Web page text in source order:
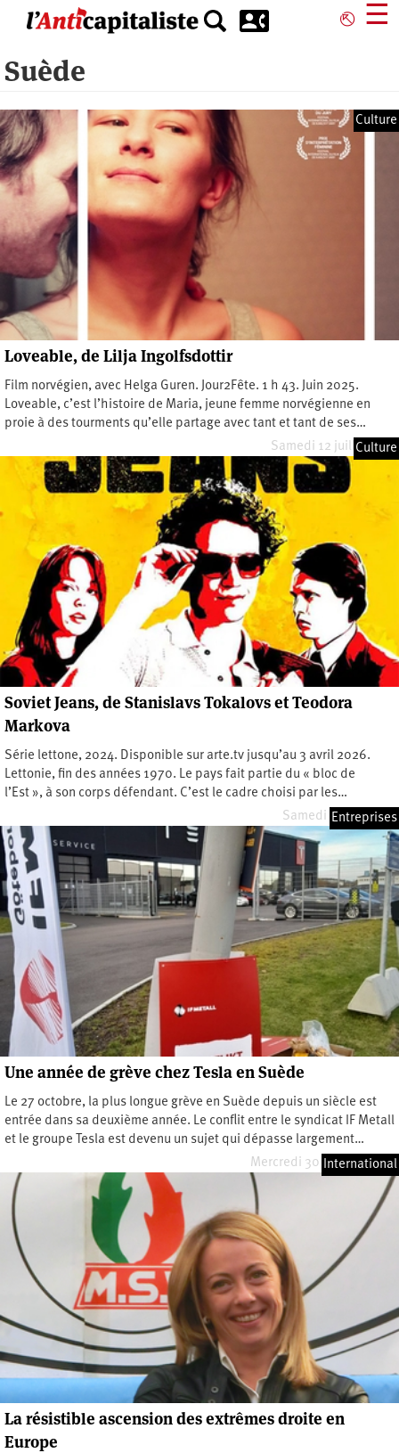
principal
⎋ ☰
Suède
Culture
Loveable, de Lilja Ingolfsdottir
Film norvégien, avec Helga Guren. Jour2Fête. 1 h 43. Juin 2025.
Loveable, c’est l’histoire de Maria, jeune femme norvégienne en
proie à des tourments qu’elle partage avec tant et tant de ses…
Samedi 12 juillet 2025
Culture
Soviet Jeans, de Stanislavs Tokalovs et Teodora
Markova
Série lettone, 2024. Disponible sur arte.tv jusqu’au 3 avril 2026.
Lettonie, fin des années 1970. Le pays fait partie du « bloc de
l’Est », à son corps défendant. C’est le cadre choisi par les…
Samedi 21 juin 2025
Entreprises
Une année de grève chez Tesla en Suède
Le 27 octobre, la plus longue grève en Suède depuis un siècle est
entrée dans sa deuxième année. Le conflit entre le syndicat IF Metall
et le groupe Tesla est devenu un sujet qui dépasse largement…
Mercredi 30 octobre 2024
International
La résistible ascension des extrêmes droite en
Europe